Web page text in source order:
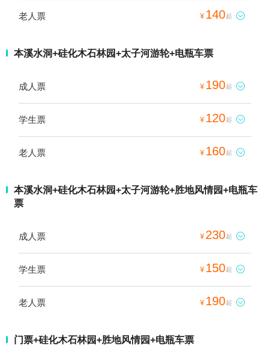
老人票 ¥ 140起 
本溪水洞+硅化木石林园+太子河游轮+电瓶车票
成人票 ¥ 190起 
学生票 ¥ 120起 
老人票 ¥ 160起 
本溪水洞+硅化木石林园+太子河游轮+胜地风情园+电瓶车
票
成人票 ¥ 230起 
学生票 ¥ 150起 
老人票 ¥ 190起 
门票+硅化木石林园+胜地风情园+电瓶车票